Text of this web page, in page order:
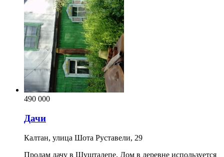
490 000
Дачи
Калтан, улица Шота Руставели, 29
Продам дачу в Шушталепе. Дом в деревне используется